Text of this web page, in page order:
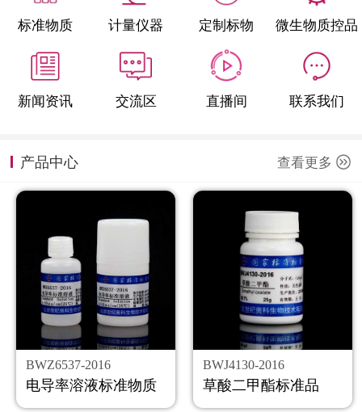
标准物质 计量仪器 定制标物 微生物质控品
新闻资讯 交流区 直播间 联系我们
产品中心 查看更多
BWZ6537-2016
电导率溶液标准物质
BWJ4130-2016
草酸二甲酯标准品
微生物检测/质控品
定制标物
定制仪器
新闻资讯
公司主页
购物车
会员中心
联系我们